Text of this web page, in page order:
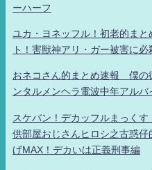
ーハーフ
ユカ・ヨネッフル！初老的ま
ト！害獣神アリ・ガー被害に
おネコさん的まとめ速報 僕の
ンタルメンヘラ電波中年アル
スケバン！デカッフルまっく
供部屋おじさんヒロシ之古惑
げMAX！デカいは正義刑事編